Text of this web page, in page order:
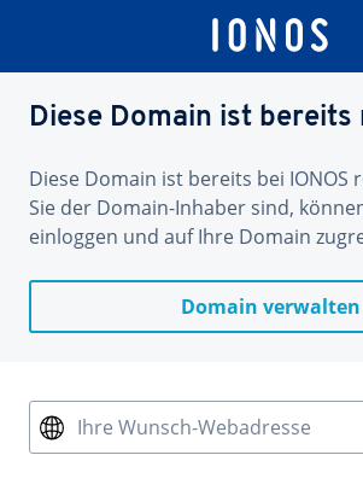
Diese Domain ist
Diese Domain ist bereits bei IONOS
Sie der Domain-Inhaber sind,
einloggen und auf Ihre Domain
Domain verwalten
Ihre Wunsch-Webadresse